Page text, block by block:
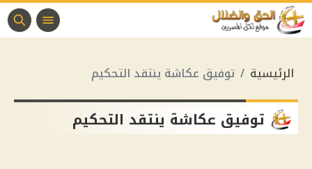
الرئيسية توفيق عكاشة ينتقد التحكيم
توفيق عكاشة ينتقد التحكيم